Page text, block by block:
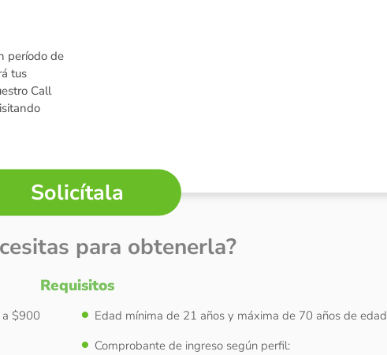
período de
tus
Call
Solicítala
para obtenerla?
Requisitos
a $900
Edad mínima de 21 años y máxima de 70 años de edad
Comprobante de ingreso según perfil: